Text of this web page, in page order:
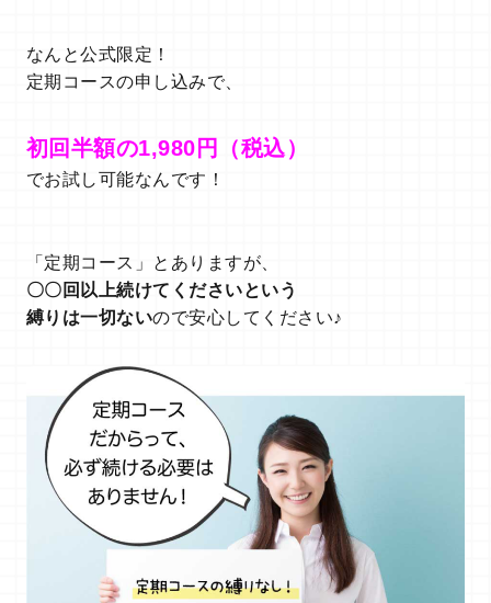
なんと公式限定！
定期コースの申し込みで、
初回半額の1,980円（税込）
でお試し可能なんです！
「定期コース」とありますが、
〇〇回以上続けてくださいという
縛りは一切ないので安心してください♪